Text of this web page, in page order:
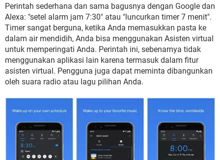
Perintah sederhana dan sama bagusnya dengan Google dan
Alexa: "setel alarm jam 7:30" atau "luncurkan timer 7 menit".
Timer sangat berguna, ketika Anda memasukkan pasta ke
dalam air mendidih, Anda bisa menggunakan Asisten virtual
untuk memperingati Anda. Perintah ini, sebenarnya tidak
menggunakan aplikasi lain karena termasuk dalam fitur
asisten virtual. Pengguna juga dapat meminta dibangunkan
oleh suara radio atau lagu pilihan Anda.